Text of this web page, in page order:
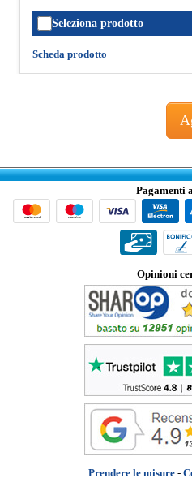
Seleziona prodotto
Scheda prodotto
Pagamenti
Opinioni
Prendere le misure -